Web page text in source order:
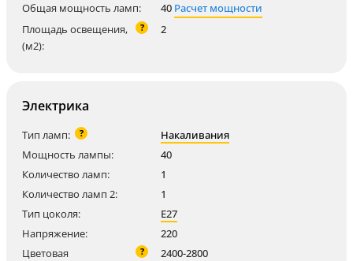
Общая мощность ламп:
40 Расчет мощности
Площадь освещения,
(м2):
? 2
Электрика
Тип ламп: ?
Накаливания
Мощность лампы:
40
Количество ламп:
1
Количество ламп 2:
1
Тип цоколя:
E27
Напряжение:
220
Цветовая
? 2400-2800